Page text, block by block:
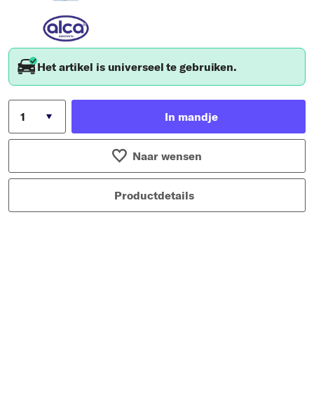
Het artikel is universeel te gebruiken.
In mandje
Naar wensen
Productdetails